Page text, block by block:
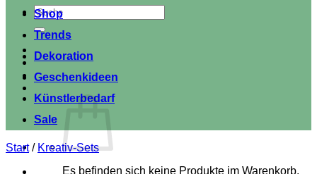
Suche
nach:
Es befinden sich keine Produkte im Warenkorb.
Shop
Trends
Dekoration
Geschenkideen
Künstlerbedarf
Sale
Start / Kreativ-Sets